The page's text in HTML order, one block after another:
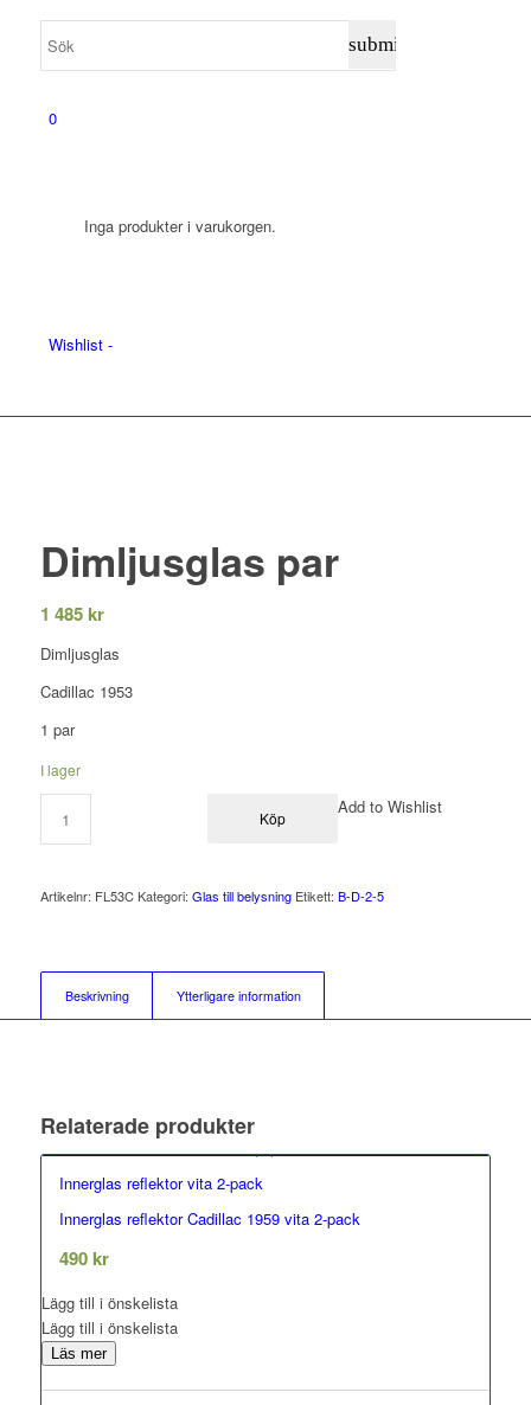
0
Inga produkter i varukorgen.
Wishlist -
Dimljusglas par
1 485 kr
Dimljusglas
Cadillac 1953
1 par
I lager
Köp
Add to Wishlist
Artikelnr: FL53C Kategori: Glas till belysning Etikett: B-D-2-5
Beskrivning Ytterligare information
Relaterade produkter
Innerglas reflektor vita 2-pack
Innerglas reflektor Cadillac 1959 vita 2-pack
490 kr
Lägg till i önskelista
Lägg till i önskelista
Läs mer